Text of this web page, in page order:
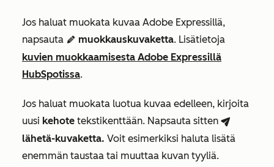
Jos haluat muokata kuvaa Adobe Expressillä,
napsauta edit muokkauskuvaketta. Lisätietoja
kuvien muokkaamisesta Adobe Expressillä
HubSpotissa.
Jos haluat muokata luotua kuvaa edelleen, kirjoita
uusi kehote tekstikenttään. Napsauta sitten breezeSendIcon
lähetä-kuvaketta. Voit esimerkiksi haluta lisätä
enemmän taustaa tai muuttaa kuvan tyyliä.